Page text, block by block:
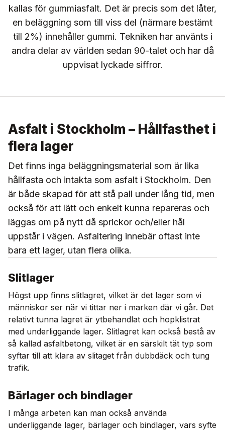
kallas för gummiasfalt. Det är precis som det låter,
en beläggning som till viss del (närmare bestämt
till 2%) innehåller gummi. Tekniken har använts i
andra delar av världen sedan 90-talet och har då
uppvisat lyckade siffror.
Asfalt i Stockholm – Hållfasthet i
flera lager
Det finns inga beläggningsmaterial som är lika
hållfasta och intakta som asfalt i Stockholm. Den
är både skapad för att stå pall under lång tid, men
också för att lätt och enkelt kunna repareras och
läggas om på nytt då sprickor och/eller hål
uppstår i vägen. Asfaltering innebär oftast inte
bara ett lager, utan flera olika.
Slitlager
Högst upp finns slitlagret, vilket är det lager som vi
människor ser när vi tittar ner i marken där vi går. Det
relativt tunna lagret är ytbehandlat och hopklistrat
med underliggande lager. Slitlagret kan också bestå av
så kallad asfaltbetong, vilket är en särskilt tät typ som
syftar till att klara av slitaget från dubbdäck och tung
trafik.
Bärlager och bindlager
I många arbeten kan man också använda
underliggande lager, bärlager och bindlager, vars syfte